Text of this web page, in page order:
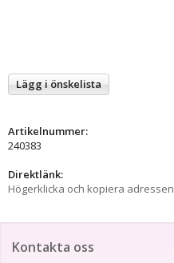
Lägg i önskelista
Artikelnummer:
240383
Direktlänk:
Högerklicka och kopiera adressen
Kontakta oss